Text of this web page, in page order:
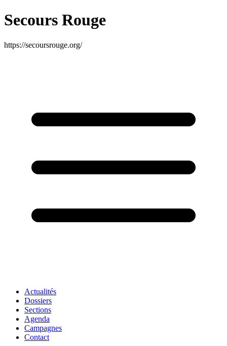
Secours Rouge
https://secoursrouge.org/
Actualités
Dossiers
Sections
Agenda
Campagnes
Contact